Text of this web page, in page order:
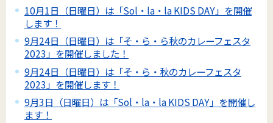
10月1日（日曜日）は「Sol・la・la KIDS DAY」を開催
します！
9月24日（日曜日）は「そ・ら・ら秋のカレーフェスタ
2023」を開催しました！
9月24日（日曜日）は「そ・ら・秋のカレーフェスタ
2023」を開催します！
9月3日（日曜日）は「Sol・la・la KIDS DAY」を開催し
ます！